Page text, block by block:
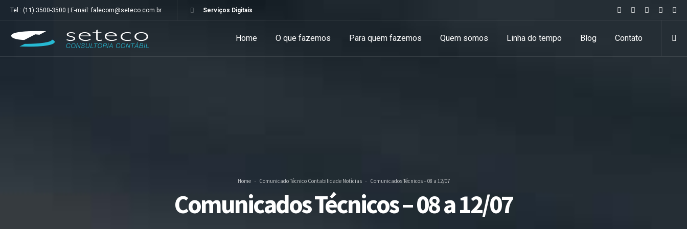
Tel.: (11) 3500-3500 | E-mail: falecom@seteco.com.br Serviços Digitais
Home O que fazemos Para quem fazemos Quem somos Linha do tempo Blog Contato
Home Comunicado TécnicoContabilidadeNotícias Comunicados Técnicos – 08 a 12/07
Comunicados Técnicos – 08 a 12/07